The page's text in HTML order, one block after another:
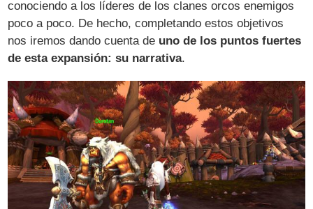
conociendo a los líderes de los clanes orcos enemigos
poco a poco. De hecho, completando estos objetivos
nos iremos dando cuenta de uno de los puntos fuertes
de esta expansión: su narrativa.